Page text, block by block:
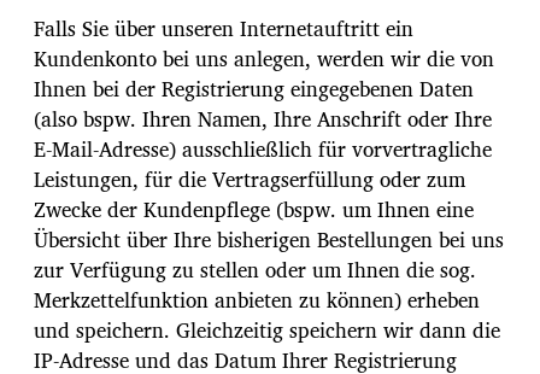
Falls Sie über unseren Internetauftritt ein
Kundenkonto bei uns anlegen, werden wir die von
Ihnen bei der Registrierung eingegebenen Daten
(also bspw. Ihren Namen, Ihre Anschrift oder Ihre
E-Mail-Adresse) ausschließlich für vorvertragliche
Leistungen, für die Vertragserfüllung oder zum
Zwecke der Kundenpflege (bspw. um Ihnen eine
Übersicht über Ihre bisherigen Bestellungen bei uns
zur Verfügung zu stellen oder um Ihnen die sog.
Merkzettelfunktion anbieten zu können) erheben
und speichern. Gleichzeitig speichern wir dann die
IP-Adresse und das Datum Ihrer Registrierung